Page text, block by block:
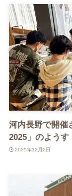
河内長野で開催
2025」のようす
2025年12月2日